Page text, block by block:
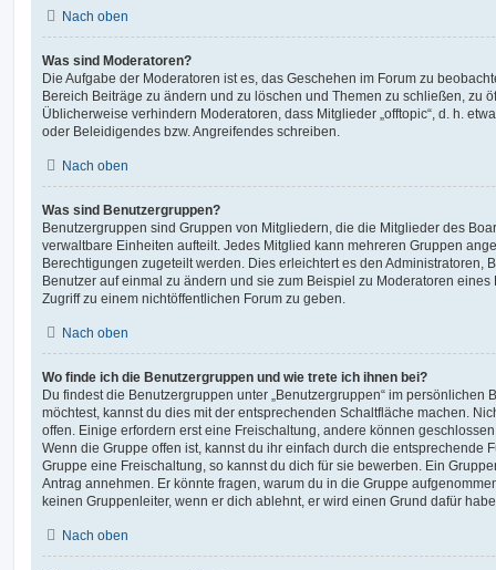
Nach oben
Was sind Moderatoren?
Die Aufgabe der Moderatoren ist es, das Geschehen im Forum zu
Bereich Beiträge zu ändern und zu löschen und Themen zu schließen, zu
Üblicherweise verhindern Moderatoren, dass Mitglieder „offtopic“, d. h.
oder Beleidigendes bzw. Angreifendes schreiben.
Nach oben
Was sind Benutzergruppen?
Benutzergruppen sind Gruppen von Mitgliedern, die die Mitglieder des
verwaltbare Einheiten aufteilt. Jedes Mitglied kann mehreren Gruppen
Berechtigungen zugeteilt werden. Dies erleichtert es den Administratoren,
Benutzer auf einmal zu ändern und sie zum Beispiel zu Moderatoren
Zugriff zu einem nichtöffentlichen Forum zu geben.
Nach oben
Wo finde ich die Benutzergruppen und wie trete ich ihnen bei?
Du findest die Benutzergruppen unter „Benutzergruppen“ im persönlichen
möchtest, kannst du dies mit der entsprechenden Schaltfläche machen.
offen. Einige erfordern erst eine Freischaltung, andere können
Wenn die Gruppe offen ist, kannst du ihr einfach durch die entsprechende
Gruppe eine Freischaltung, so kannst du dich für sie bewerben. Ein
Antrag annehmen. Er könnte fragen, warum du in die Gruppe
keinen Gruppenleiter, wenn er dich ablehnt, er wird einen Grund dafür
Nach oben